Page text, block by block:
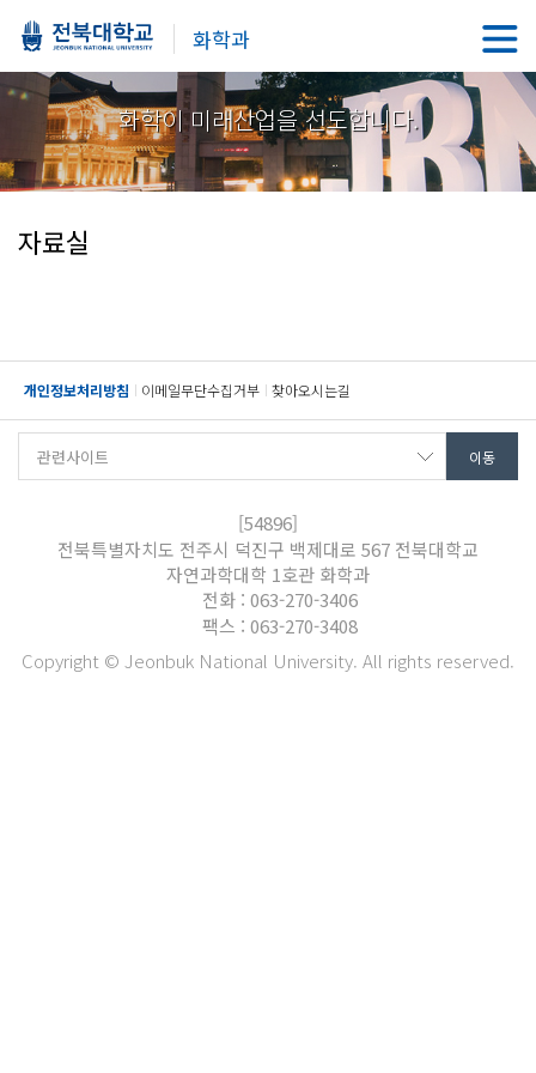
화학과
화학이 미래산업을 선도합니다.
자료실
개인정보처리방침 이메일무단수집거부 찾아오시는길
[54896]
전북특별자치도 전주시 덕진구 백제대로 567 전북대학교
자연과학대학 1호관 화학과
전화 : 063-270-3406
팩스 : 063-270-3408
Copyright © Jeonbuk National University. All rights reserved.